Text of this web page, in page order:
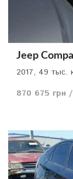
Jeep
2017, 49 тыс.
870 675 грн /